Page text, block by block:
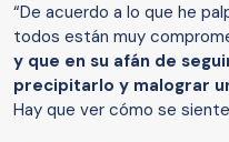
“De acuerdo a lo que he
todos están muy
y que en su afán de
precipitarlo y malograr
Hay que ver cómo se